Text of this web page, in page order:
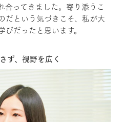
合ってきました。寄り添うこ
だという気づきこそ、私が大
だったと思います。
ず、視野を広く